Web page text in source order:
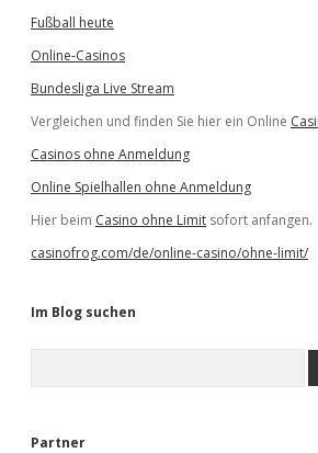
Fußball heute
Online-Casinos
Bundesliga Live Stream
Vergleichen und finden Sie hier ein Online
Casinos ohne Anmeldung
Online Spielhallen ohne Anmeldung
Hier beim Casino ohne Limit sofort anfangen.
casinofrog.com/de/online-casino/ohne-limit/
Im Blog suchen
e
Partner